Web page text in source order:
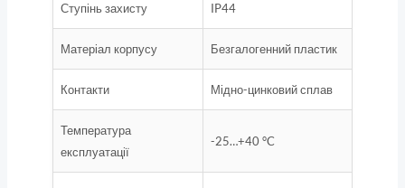
Ступінь захисту IP44
Матеріал корпусу Безгалогенний пластик
Контакти Мідно-цинковий сплав
Температура
експлуатації
-25…+40 °C